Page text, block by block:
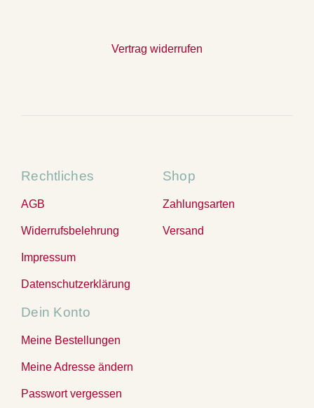
Vertrag widerrufen
Rechtliches
AGB
Widerrufsbelehrung
Impressum
Datenschutzerklärung
Shop
Zahlungsarten
Versand
Dein Konto
Meine Bestellungen
Meine Adresse ändern
Passwort vergessen